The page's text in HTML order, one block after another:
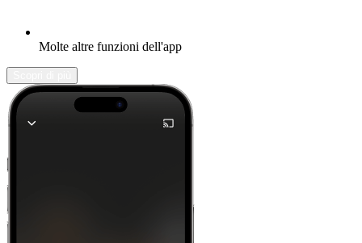
Molte altre funzioni dell'app